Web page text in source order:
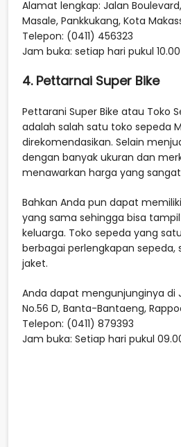
Alamat lengkap: Jalan
Masale, Pankkukang, Kota
Telepon: (0411) 456323
Jam buka: setiap hari pukul
4. Pettarnai Super Bike
Pettarani Super Bike atau Toko
adalah salah satu toko sepeda
direkomendasikan. Selain
dengan banyak ukuran dan
menawarkan harga yang
Bahkan Anda pun dapat
yang sama sehingga bisa
keluarga. Toko sepeda yang
berbagai perlengkapan sepeda,
jaket.
Anda dapat mengunjunginya di
No.56 D, Banta-Bantaeng,
Telepon: (0411) 879393
Jam buka: Setiap hari pukul